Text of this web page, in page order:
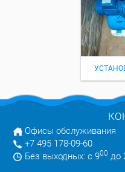
Офисы обслуживания
+7 495 178-09-60
Без выходных: с 900 до